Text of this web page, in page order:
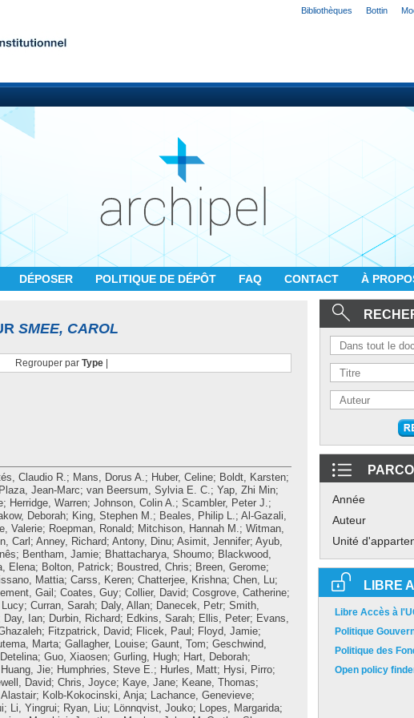
Bibliothèques Bottin
DÉPOSER POLITIQUE DE DÉPÔT FAQ CONTACT À
SMEE, CAROL
Regrouper par Type|
Claudio R.; Mans, Dorus A.; Huber, Celine; Boldt, Karsten;
Plaza, Jean-Marc; van Beersum, Sylvia E. C.; Yap, Zhi Min;
; Herridge, Warren; Johnson, Colin A.; Scambler, Peter J.;
Deborah; King, Stephen M.; Beales, Philip L.; Al-Gazali,
Valerie; Roepman, Ronald; Mitchison, Hannah M.; Witman,
Carl ; Anney, Richard; Antony, Dinu; Asimit, Jennifer; Ayub,
; Bentham, Jamie; Bhattacharya, Shoumo; Blackwood,
Elena; Bolton, Patrick; Boustred, Chris; Breen, Gerome;
Mattia; Carss, Keren; Chatterjee, Krishna; Chen, Lu;
Gail ; Coates, Guy; Collier, David; Cosgrove, Catherine;
; Curran, Sarah; Daly, Allan; Danecek, Petr; Smith,
Day, Ian; Durbin, Richard; Edkins, Sarah; Ellis, Peter; Evans,
; Fitzpatrick, David; Flicek, Paul ; Floyd, Jamie;
Marta; Gallagher, Louise; Gaunt, Tom; Geschwind,
; Guo, Xiaosen; Gurling, Hugh; Hart, Deborah;
Huang, Jie; Humphries, Steve E.; Hurles, Matt; Hysi, Pirro;
David; Chris, Joyce; Kaye, Jane; Keane, Thomas;
; Kolb-Kokocinski, Anja; Lachance, Genevieve;
; Li, Yingrui; Ryan, Liu; Lönnqvist, Jouko; Lopes, Margarida;
Année
Auteur
Unité
LIBRE
Libre Accès à
Politique
Politique des
Open policy